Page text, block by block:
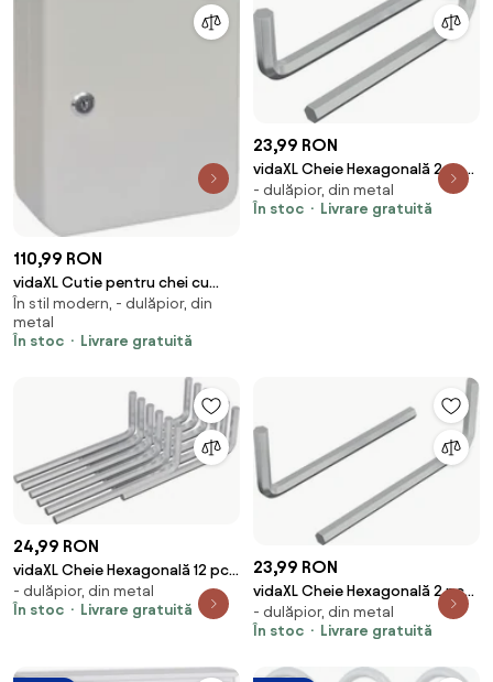
110,99 RON
vidaXL Cutie pentru chei cu
blocare Creme 20 x 7,5 x 25 cm
Oțel
În stil modern, - dulăpior, din
metal
În stoc
Livrare gratuită
23,99 RON
vidaXL Cheie Hexagonală 2 pcs
Argintiu 32 x 86 mm Oțel
- dulăpior, din metal
În stoc
Livrare gratuită
24,99 RON
vidaXL Cheie Hexagonală 12 pcs
Argintiu 32 x 86 mm Oțel
- dulăpior, din metal
În stoc
Livrare gratuită
23,99 RON
vidaXL Cheie Hexagonală 2 pcs
Argintiu 32 x 86 mm Oțel
- dulăpior, din metal
În stoc
Livrare gratuită